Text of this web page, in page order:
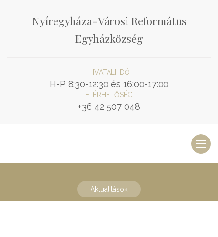
Nyíregyháza-Városi Református
Egyházközség
HIVATALI IDŐ
H-P 8:30-12:30 és 16:00-17:00
ELÉRHETŐSÉG
+36 42 507 048
Aktualitások